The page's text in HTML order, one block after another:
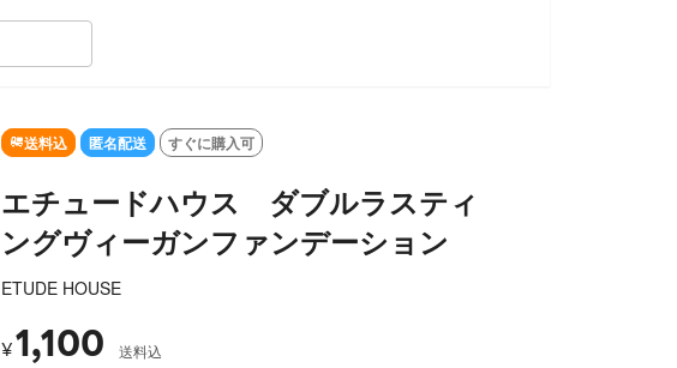
SOLD OUT
送料込 匿名配送 すぐに購入可
エチュードハウス ダブルラスティ
ングヴィーガンファンデーション
ETUDE HOUSE
¥1,100 送料込